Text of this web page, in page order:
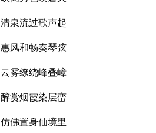
清泉流过歌声起
惠风和畅奏琴弦
云雾缭绕峰叠嶂
醉赏烟霞染层峦
仿佛置身仙境里